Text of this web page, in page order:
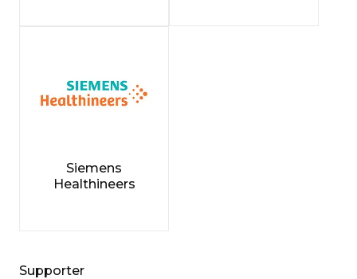
Siemens
Healthineers
Supporter